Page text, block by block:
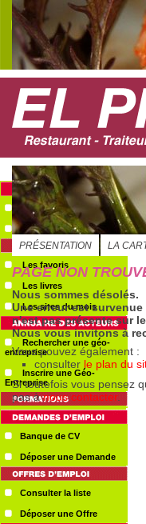
Evénements
Le GéoAgenda
Les favoris
Les livres
Les sites du mois
Rechercher une géo-
entreprise
Inscrire une Géo-
Entreprise
Banque de CV
Déposer une Demande
Consulter la liste
Déposer une Offre